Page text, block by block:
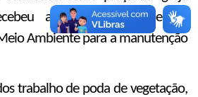
a ação da equipe da
Ambiente para a manutenção
trabalho de poda de vegetação,